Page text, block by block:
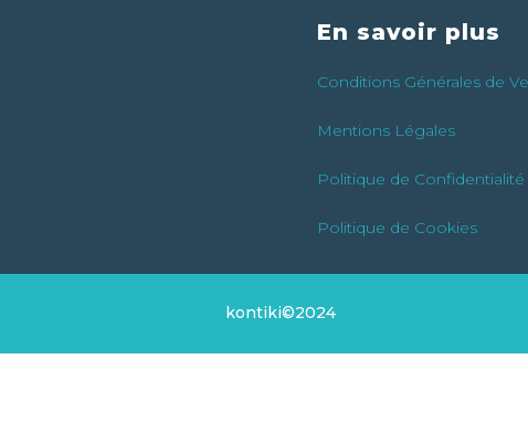
En savoir plus
Conditions Générales de
Mentions Légales
Politique de Confidentialité
Politique de Cookies
kontiki©2024